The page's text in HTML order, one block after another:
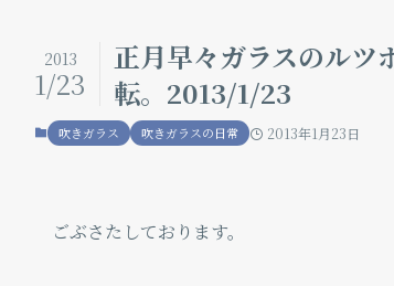
正月早々ガラスのルツ
転。2013/1/23
2013
1/23
吹きガラス 吹きガラスの日常 2013年1月23日
ごぶさたしております。